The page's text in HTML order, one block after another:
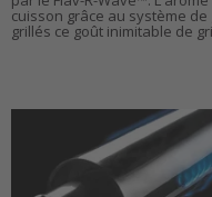
cuisson grâce au système
grillés ce goût inimitable de